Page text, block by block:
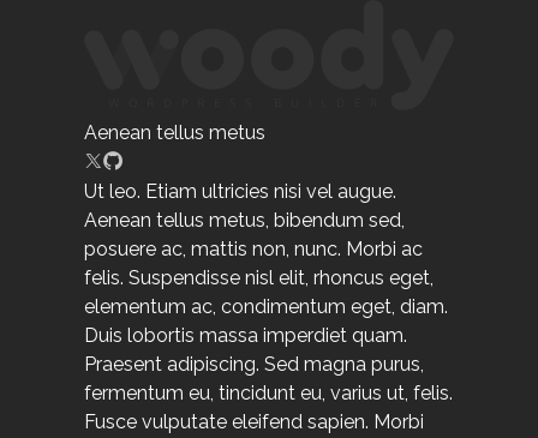
Aenean tellus metus
Ut leo. Etiam ultricies nisi vel augue.
Aenean tellus metus, bibendum sed,
posuere ac, mattis non, nunc. Morbi ac
felis. Suspendisse nisl elit, rhoncus eget,
elementum ac, condimentum eget, diam.
Duis lobortis massa imperdiet quam.
Praesent adipiscing. Sed magna purus,
fermentum eu, tincidunt eu, varius ut, felis.
Fusce vulputate eleifend sapien. Morbi